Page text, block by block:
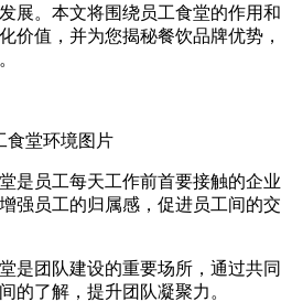
展。本文将围绕员工食堂的作用和
价值，并为您揭秘餐饮品牌优势，
是员工每天工作前首要接触的企业
强员工的归属感，促进员工间的交
是团队建设的重要场所，通过共同
的了解，提升团队凝聚力。